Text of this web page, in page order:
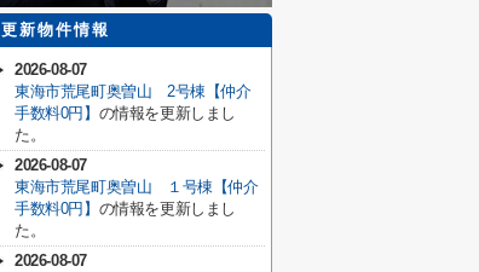
更新物件情報
2026-08-07
東海市荒尾町奥曽山 2号棟【仲介
手数料0円】 の情報を更新しまし
た。
2026-08-07
東海市荒尾町奥曽山 １号棟【仲介
手数料0円】 の情報を更新しまし
た。
2026-08-07